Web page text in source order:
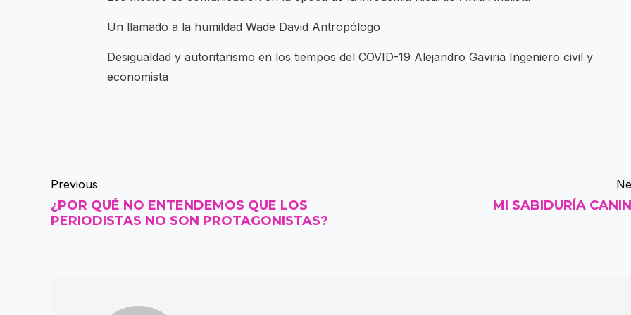
Un llamado a la humildad Wade David Antropólogo
Desigualdad y autoritarismo en los tiempos del COVID-19 Alejandro Gaviria Ingeniero civil y
economista
Previous
¿POR QUÉ NO ENTENDEMOS QUE LOS
PERIODISTAS NO SON PROTAGONISTAS?
MI SABIDURÍA